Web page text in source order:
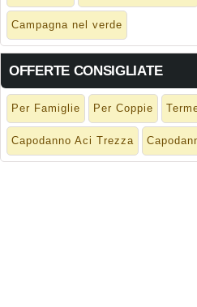
Campagna nel verde
OFFERTE CONSIGLIATE
Per Famiglie Per Coppie
Capodanno Aci Trezza